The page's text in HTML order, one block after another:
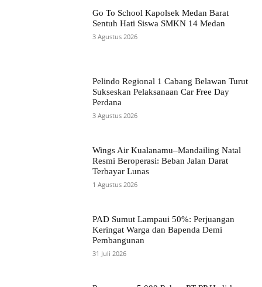
Go To School Kapolsek Medan Barat
Sentuh Hati Siswa SMKN 14 Medan
3 Agustus 2026
Pelindo Regional 1 Cabang Belawan Turut
Sukseskan Pelaksanaan Car Free Day
Perdana
3 Agustus 2026
Wings Air Kualanamu–Mandailing Natal
Resmi Beroperasi: Beban Jalan Darat
Terbayar Lunas
1 Agustus 2026
PAD Sumut Lampaui 50%: Perjuangan
Keringat Warga dan Bapenda Demi
Pembangunan
31 Juli 2026